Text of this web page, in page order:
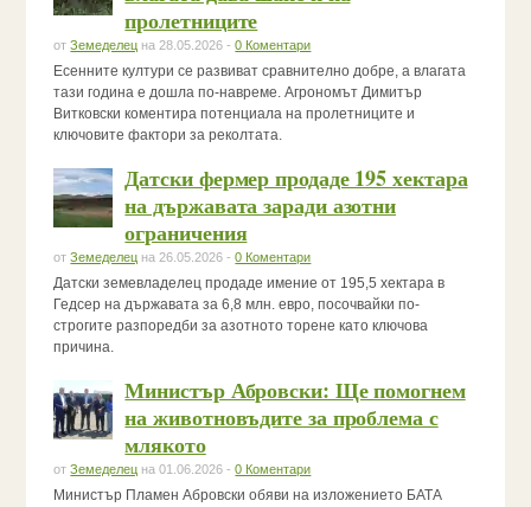
пролетниците
отЗемеделец на 28.05.2026 -0 Коментари
Есенните култури се развиват сравнително добре, а влагата
тази година е дошла по-навреме. Агрономът Димитър
Витковски коментира потенциала на пролетниците и
ключовите фактори за реколтата.
Датски фермер продаде 195 хектара
на държавата заради азотни
ограничения
отЗемеделец на 26.05.2026 -0 Коментари
Датски земевладелец продаде имение от 195,5 хектара в
Гедсер на държавата за 6,8 млн. евро, посочвайки по-
строгите разпоредби за азотното торене като ключова
причина.
Министър Абровски: Ще помогнем
на животновъдите за проблема с
млякото
отЗемеделец на 01.06.2026 -0 Коментари
Министър Пламен Абровски обяви на изложението БАТА